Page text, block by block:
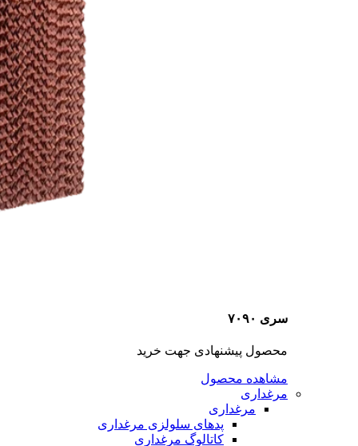
سری ۷۰۹۰
محصول پیشنهادی جهت خرید
مشاهده محصول
مرغداری
مرغداری
پدهای سلولزی مرغداری
کاتالوگ مرغداری